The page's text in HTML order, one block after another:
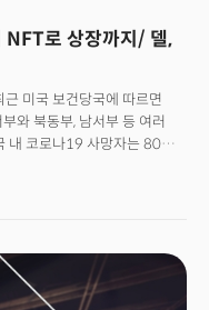
) 발표된 컨퍼런스보드의
해 미시건대의
드의 조사와는 다르게
조사로 인식된다.
로 상장까지/ 델,
미국 보건당국에 따르면
와 북동부, 남서부 등 여러
내 코로나19 사망자는 80만
'워드 코로나' 시대를 맞아
는데요. 만일 접종을 미룰
정이라고 밝혔습니다. 더는
는 건데요. 이에 앞서 식료품